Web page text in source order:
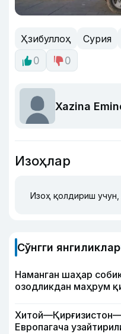
Ҳзибуллоҳ Сурия
0
0
Xazina
Изоҳлар
Изоҳ қолдириш учун,
Сўнгги янгиликлар
Наманган шаҳар
озодликдан маҳрум
Европагача